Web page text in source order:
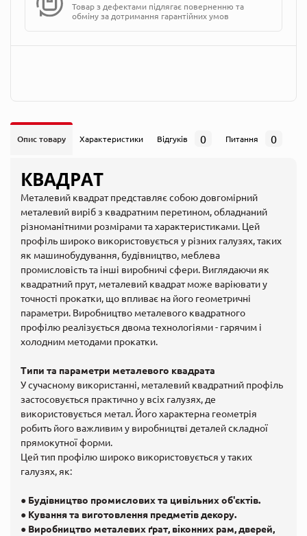
Товар з дефектами підлягає поверненню та
обміну за дотримання гарантійних умов
Опис товару Характеристики Відгуків 0 Питання 0
КВАДРАТ
Металевий квадрат представляє собою довгомірний
металевий виріб з квадратним перетином, обладнаний
різноманітними розмірами та характеристиками. Цей
профіль широко використовується у різних галузях, таких
як машинобудування, будівництво, меблева
промисловість та інші виробничі сфери. Виглядаючи як
квадратний прут, металевий квадрат може варіювати у
точності прокатки, що впливає на його геометричні
параметри. Виробництво металевого квадратного
профілю реалізується двома технологіями - гарячим і
холодним методами прокатки.
Типи та параметри металевого квадрата
У сучасному використанні, металевий квадратний профіль
застосовується практично у всіх галузях, де
використовується метал. Його характерна геометрія
робить його важливим у виробництві деталей складної
прямокутної форми.
Цей тип профілю широко використовується у таких
галузях, як:
● Будівництво промислових та цивільних об'єктів.
● Кування та виготовлення предметів декору.
● Виробництво металевих ґрат, віконних рам, дверей,